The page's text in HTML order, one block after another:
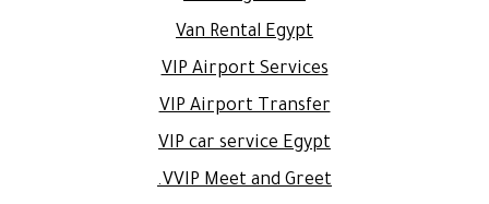
Van Rental Egypt
VIP Airport Services
VIP Airport Transfer
VIP car service Egypt
VVIP Meet and Greet.